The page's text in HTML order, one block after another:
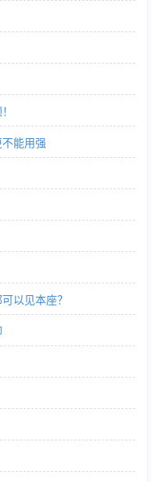
能用强
以见本座？